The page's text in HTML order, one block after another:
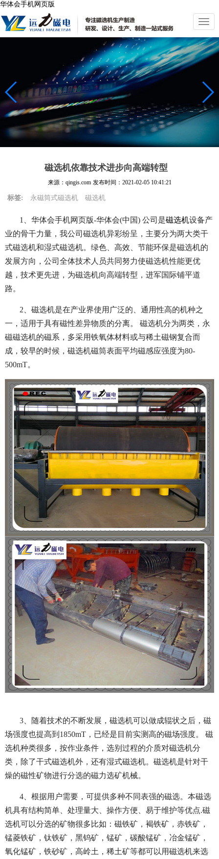
华体会手机网页版
切
换
导
航
磁选机依靠技术进步向高端转型
来源：qingis.com 发布时间： 2021-02-05 10:41:21
标签: 永磁筒式磁选机 磁选机
1、华体会手机网页版-华体会(中国) 公司是磁选机设备产
业的骨干力量，我公司磁选机异彩纷呈，主要分为两大类干
式磁选机和湿式磁选机。绿色、高效、节能环保是磁选机的
发展方向，公司全体技术人员共同努力使磁选机性能更优
越，技术更先进，为磁选机向高端转型，进军国际铺平道
路。
2、磁选机是在产业界使用广泛的、通用性高的机种之
一，适用于具有磁性差异物质的分离。 磁选机分为两类，永
磁磁选机的磁系，多采用铁氧体材料或与稀土磁钢复合而
成，较早的时候，磁选机磁筒表面平均磁感应强度为80-
500mT。
3、随着技术的不断发展，磁选机可以做成辊状之后，磁
场强度也提高到1850mT，已经是目前实测高的磁场强度。 磁
选机种类很多，按作业条件，选别过程的介质对磁选机分
类，除了干式磁选机外，还有湿式磁选机。磁选机是针对干
燥的磁性矿物进行分选的磁力选矿机械。
4、根据用户需要，可提供多种不同表强的磁选。本磁选
机具有结构简单、处理量大、操作方便、易于维护等优点.磁
选机可以分选的矿物很多比如：磁铁矿，褐铁矿，赤铁矿，
锰菱铁矿，钛铁矿，黑钨矿，锰矿，碳酸锰矿，冶金锰矿，
氧化锰矿，铁砂矿，高岭土，稀土矿等都可以用磁选机来选